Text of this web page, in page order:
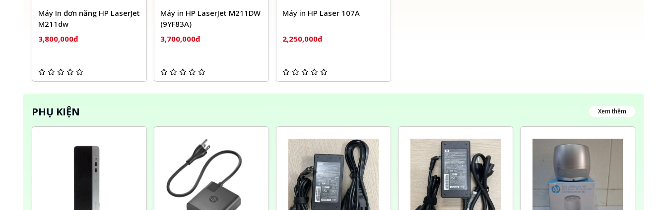
Máy In đơn năng HP LaserJet
M211dw
3,800,000đ
Máy in HP LaserJet M211DW
(9YF83A)
3,700,000đ
Máy in HP Laser 107A
2,250,000đ
PHỤ KIỆN Xem thêm